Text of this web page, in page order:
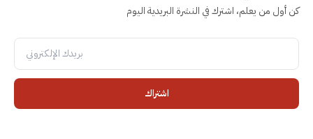
كن أول من يعلم، اشترك في النشرة البريدية اليوم
اشتراك